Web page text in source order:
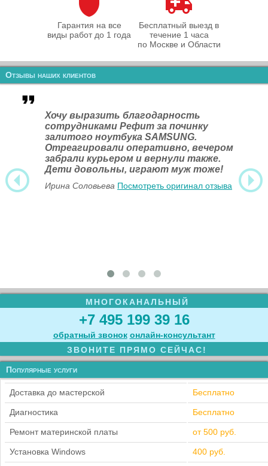
Гарантия на все
виды работ до 1 года
Бесплатный выезд в
течение 1 часа
по Москве и Области
Отзывы наших клиентов
Хочу выразить благодарность
сотрудниками Рефит за починку
залитого ноутбука SAMSUNG.
Отреагировали оперативно, вечером
забрали курьером и вернули также.
Дети довольны, играют муж тоже!
Ирина Соловьева Посмотреть оригинал отзыва
МНОГОКАНАЛЬНЫЙ
+7 495 199 39 16
обратный звонок онлайн‑консультант
ЗВОНИТЕ ПРЯМО СЕЙЧАС!
Популярные услуги
Доставка до мастерской Бесплатно
Диагностика Бесплатно
Ремонт материнской платы от 500 руб.
Установка Windows 400 руб.